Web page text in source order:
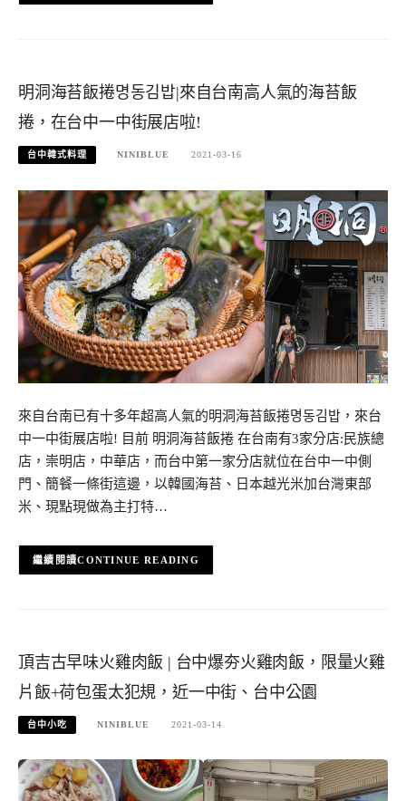
明洞海苔飯捲명동김밥|來自台南高人氣的海苔飯
捲，在台中一中街展店啦!
台中韓式料理 NINIBLUE 2021-03-16
來自台南已有十多年超高人氣的明洞海苔飯捲명동김밥，來台
中一中街展店啦! 目前 明洞海苔飯捲 在台南有3家分店:民族總
店，崇明店，中華店，而台中第一家分店就位在台中一中側
門、簡餐一條街這邊，以韓國海苔、日本越光米加台灣東部
米、現點現做為主打特…
CONTINUE READING
頂吉古早味火雞肉飯 | 台中爆夯火雞肉飯，限量火雞
片飯+荷包蛋太犯規，近一中街、台中公園
台中小吃 NINIBLUE 2021-03-14